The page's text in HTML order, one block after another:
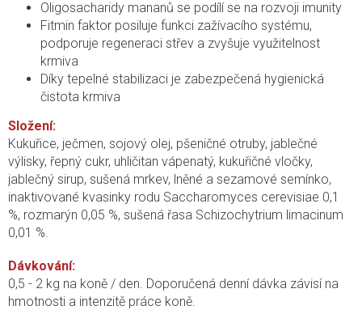
Oligosacharidy mananů se podílí se na rozvoji imunity
Fitmin faktor posiluje funkci zažívacího systému,
podporuje regeneraci střev a zvyšuje využitelnost
krmiva
Díky tepelné stabilizaci je zabezpečená hygienická
čistota krmiva
Složení:
Kukuřice, ječmen, sojový olej, pšeničné otruby, jablečné
výlisky, řepný cukr, uhličitan vápenatý, kukuřičné vločky,
jablečný sirup, sušená mrkev, lněné a sezamové semínko,
inaktivované kvasinky rodu Saccharomyces cerevisiae 0,1
%, rozmarýn 0,05 %, sušená řasa Schizochytrium limacinum
0,01 %.
Dávkování:
0,5 - 2 kg na koně / den. Doporučená denní dávka závisí na
hmotnosti a intenzitě práce koně.